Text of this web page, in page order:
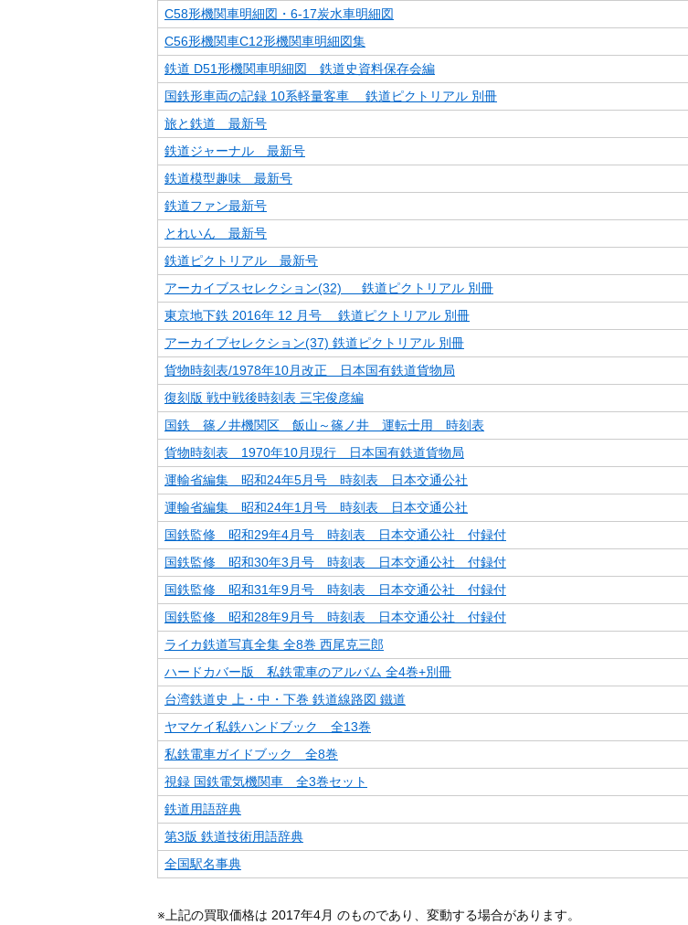
C58形機関車明細図・6-17炭水車明細図
C56形機関車C12形機関車明細図集
鉄道 D51形機関車明細図 鉄道史資料保存会編
国鉄形車両の記録 10系軽量客車 鉄道ピクトリアル 別冊
旅と鉄道 最新号
鉄道ジャーナル 最新号
鉄道模型趣味 最新号
鉄道ファン最新号
とれいん 最新号
鉄道ピクトリアル 最新号
アーカイブスセレクション(32) 鉄道ピクトリアル 別冊
東京地下鉄 2016年 12 月号 鉄道ピクトリアル 別冊
アーカイブセレクション(37) 鉄道ピクトリアル 別冊
貨物時刻表/1978年10月改正 日本国有鉄道貨物局
復刻版 戦中戦後時刻表 三宅俊彦編
国鉄 篠ノ井機関区 飯山～篠ノ井 運転士用 時刻表
貨物時刻表 1970年10月現行 日本国有鉄道貨物局
運輸省編集 昭和24年5月号 時刻表 日本交通公社
運輸省編集 昭和24年1月号 時刻表 日本交通公社
国鉄監修 昭和29年4月号 時刻表 日本交通公社 付録付
国鉄監修 昭和30年3月号 時刻表 日本交通公社 付録付
国鉄監修 昭和31年9月号 時刻表 日本交通公社 付録付
国鉄監修 昭和28年9月号 時刻表 日本交通公社 付録付
ライカ鉄道写真全集 全8巻 西尾克三郎
ハードカバー版 私鉄電車のアルバム 全4巻+別冊
台湾鉄道史 上・中・下巻 鉄道線路図 鐵道
ヤマケイ私鉄ハンドブック 全13巻
私鉄電車ガイドブック 全8巻
視録 国鉄電気機関車 全3巻セット
鉄道用語辞典
第3版 鉄道技術用語辞典
全国駅名事典
※上記の買取価格は 2017年4月 のものであり、変動する場合があります。